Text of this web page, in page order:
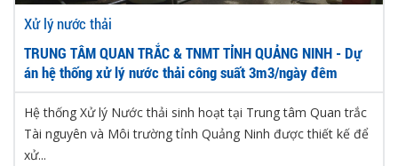
Xử lý nước thải
TRUNG TÂM QUAN TRẮC & TNMT TỈNH QUẢNG NINH - Dự
án hệ thống xử lý nước thải công suất 3m3/ngày đêm
Hệ thống Xử lý Nước thải sinh hoạt tại Trung tâm Quan trắc
Tài nguyên và Môi trường tỉnh Quảng Ninh được thiết kế để
xử...